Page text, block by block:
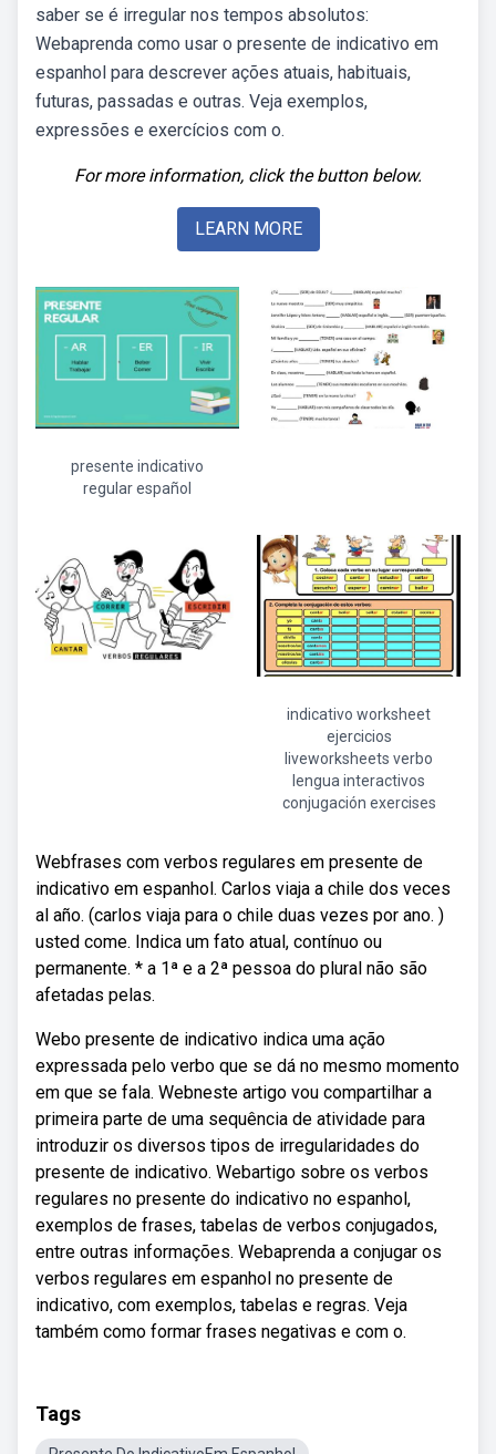
saber se é irregular nos tempos absolutos:
Webaprenda como usar o presente de indicativo em
espanhol para descrever ações atuais, habituais,
futuras, passadas e outras. Veja exemplos,
expressões e exercícios com o.
For more information, click the button below.
LEARN MORE
presente indicativo
regular español
indicativo worksheet
ejercicios
liveworksheets verbo
lengua interactivos
conjugación exercises
Webfrases com verbos regulares em presente de
indicativo em espanhol. Carlos viaja a chile dos veces
al año. (carlos viaja para o chile duas vezes por ano. )
usted come. Indica um fato atual, contínuo ou
permanente. * a 1ª e a 2ª pessoa do plural não são
afetadas pelas.
Webo presente de indicativo indica uma ação
expressada pelo verbo que se dá no mesmo momento
em que se fala. Webneste artigo vou compartilhar a
primeira parte de uma sequência de atividade para
introduzir os diversos tipos de irregularidades do
presente de indicativo. Webartigo sobre os verbos
regulares no presente do indicativo no espanhol,
exemplos de frases, tabelas de verbos conjugados,
entre outras informações. Webaprenda a conjugar os
verbos regulares em espanhol no presente de
indicativo, com exemplos, tabelas e regras. Veja
também como formar frases negativas e com o.
Tags